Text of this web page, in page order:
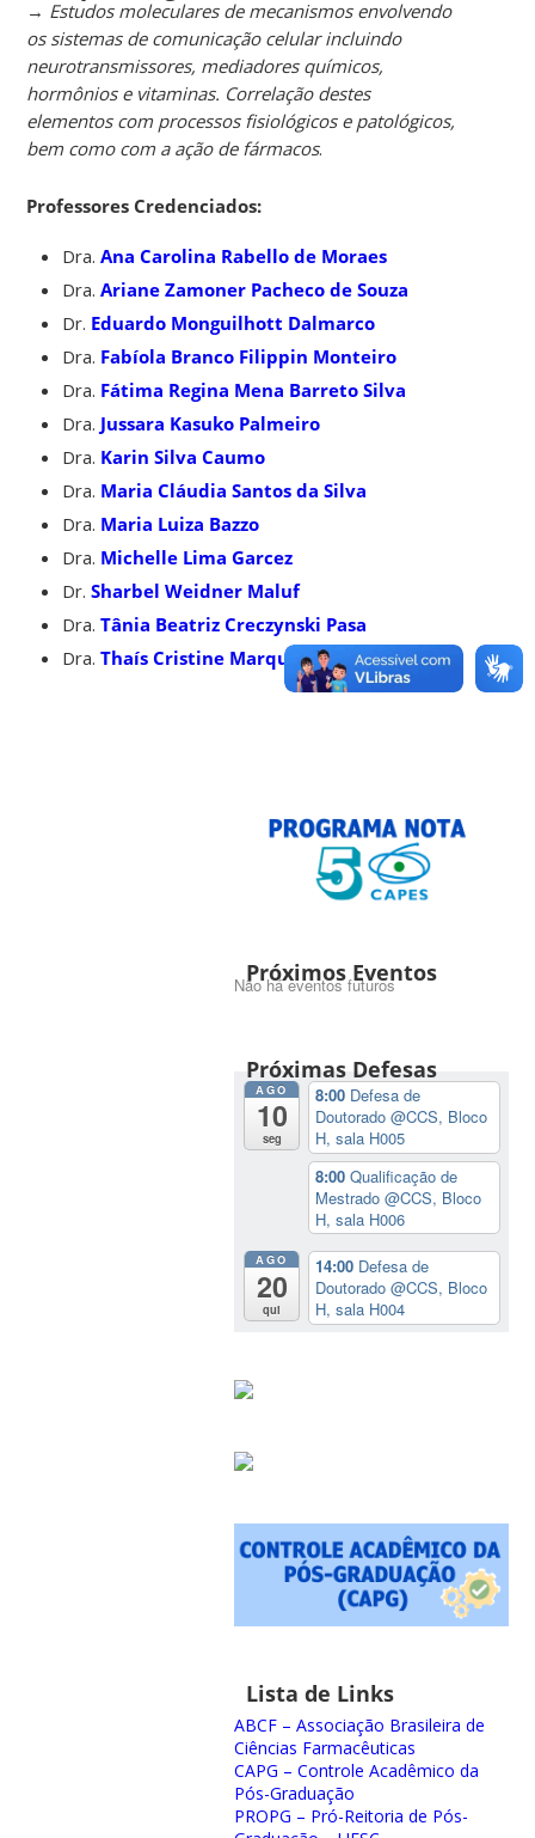
→ Estudos moleculares de mecanismos envolvendo
os sistemas de comunicação celular incluindo
neurotransmissores, mediadores químicos,
hormônios e vitaminas. Correlação destes
elementos com processos fisiológicos e patológicos,
bem como com a ação de fármacos.
Professores Credenciados:
Dra.Ana Carolina Rabello de Moraes
Dra.Ariane Zamoner Pacheco de Souza
Dr. Eduardo Monguilhott Dalmarco
Dra. Fabíola Branco Filippin Monteiro
Dra. Fátima Regina Mena Barreto Silva
Dra. Jussara Kasuko Palmeiro
Dra. Karin Silva Caumo
Dra. Maria Cláudia Santos da Silva
Dra. Maria Luiza Bazzo
Dra. Michelle Lima Garcez
Dr.Sharbel Weidner Maluf
Dra.Tânia Beatriz Creczynski Pasa
Dra.Thaís Cristine Marques Sincero
Próximos Eventos
Não há eventos futuros
Próximas Defesas
AGO
10
seg
8:00 Defesa de
Doutorado@CCS, Bloco
H, sala H005
8:00Qualificação de
Mestrado@CCS, Bloco
H, sala H006
AGO
20
qui
14:00 Defesa de
Doutorado@CCS, Bloco
H, sala H004
Lista de Links
ABCF – Associação Brasileira de
Ciências Farmacêuticas
CAPG – Controle Acadêmico da
Pós-Graduação
PROPG – Pró-Reitoria de Pós-